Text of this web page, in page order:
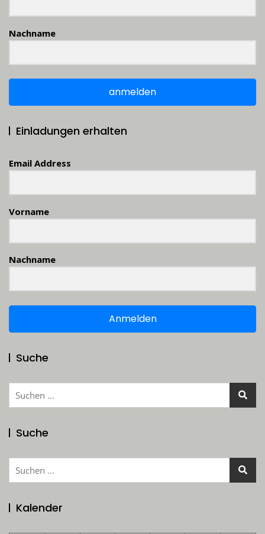
Nachname
anmelden
Einladungen erhalten
Email Address
Vorname
Nachname
Anmelden
Suche
Suchen
Suche
Suchen
Kalender